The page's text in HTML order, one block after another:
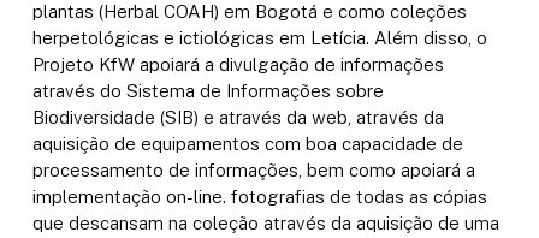
plantas (Herbal COAH) em Bogotá e como coleções
herpetológicas e ictiológicas em Letícia. Além disso, o
Projeto KfW apoiará a divulgação de informações
através do Sistema de Informações sobre
Biodiversidade (SIB) e através da web, através da
aquisição de equipamentos com boa capacidade de
processamento de informações, bem como apoiará a
implementação on-line. fotografias de todas as cópias
que descansam na coleção através da aquisição de uma